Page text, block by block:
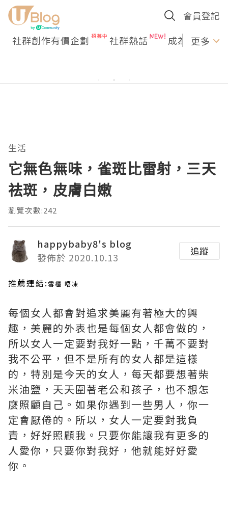
會員登記
社群創作有價企劃 社群熱話 成為U更多
生活
它無色無味，雀斑比雷射，三天
祛斑，皮膚白嫩
瀏覽次數:242
happybaby8's blog
發佈於 2020.10.13
追蹤
推薦連結: 雪櫃 唔凍
每個女人都會對追求美麗有著極大的興
趣，美麗的外表也是每個女人都會做的，
所以女人一定要對我好一點，千萬不要對
我不公平，但不是所有的女人都是這樣
的，特別是今天的女人，每天都要想著柴
米油鹽，天天圍著老公和孩子，也不想怎
麼照顧自己。如果你遇到一些男人，你一
定會厭倦的。所以，女人一定要對我負
責，好好照顧我。只要你能讓我有更多的
人愛你，只要你對我好，他就能好好愛
你。